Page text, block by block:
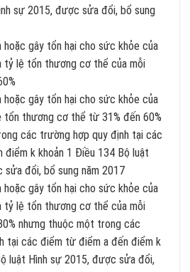
sự 2015, được sửa đổi, bổ sung
gây tổn hại cho sức khỏe của
tỷ lệ tổn thương cơ thể của mỗi
gây tổn hại cho sức khỏe của
tổn thương cơ thể từ 31% đến 60%
các trường hợp quy định tại các
k khoản 1 Điều 134 Bộ luật
sửa đổi, bổ sung năm 2017
gây tổn hại cho sức khỏe của
tỷ lệ tổn thương cơ thể của mỗi
nhưng thuộc một trong các
tại các điểm từ điểm a đến điểm k
luật Hình sự 2015, được sửa đổi,